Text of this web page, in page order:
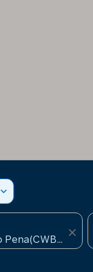
expand_more
close